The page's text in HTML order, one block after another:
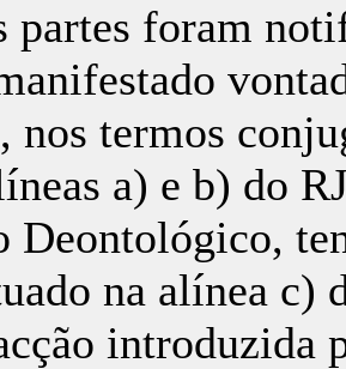
foram
nos termos
a) e b) do
Deontológico,
na alínea c)
introduzida